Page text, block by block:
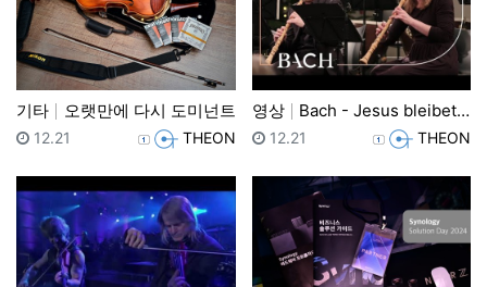
기타 오랫만에 다시 도미넌트
등록자THEON
등록일
12.21
영상 Bach - Jesus bleibet meine Fre…
등록자 THEON
등록일
12.21